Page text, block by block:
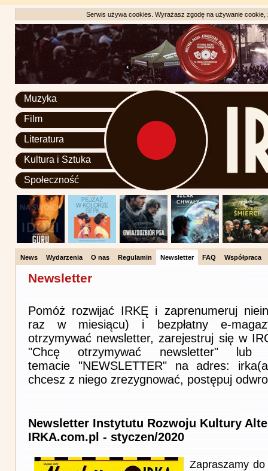
Serwis używa cookies. Wyrażasz zgodę na używanie
Muzyka
Film
Literatura
Kultura i Sztuka
Społeczność
News Wydarzenia O nas Regulamin Newsletter FAQ Współpraca
Newsletter
Pomóż rozwijać IRKĘ i zaprenumeruj
raz w miesiącu) i bezpłatny e-
otrzymywać newsletter, zarejestruj się w
"Chcę otrzymywać newsletter"
temacie "NEWSLETTER" na adres:
chcesz z niego zrezygnować, postępuj
Newsletter Instytutu Rozwoju Kultury
IRKA.com.pl - styczen/2020
Zapraszamy